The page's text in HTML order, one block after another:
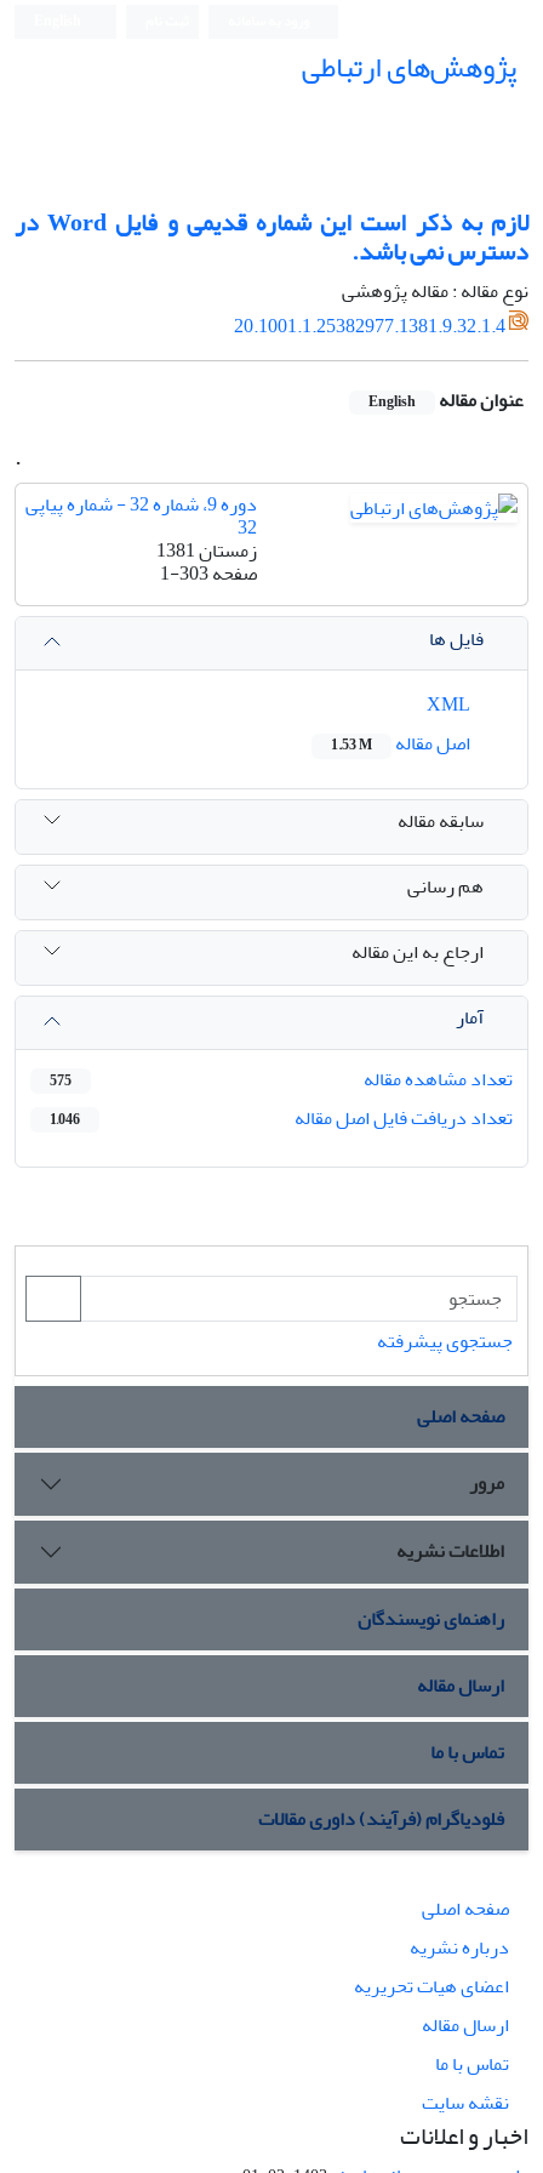
پژوهش‌های ارتباطی
لازم به ذکر است این شماره قدیمی و فایل Word در
دسترس نمی باشد.
نوع مقاله : مقاله پژوهشی
20.1001.1.25382977.1381.9.32.1.4
عنوان مقاله English
.
دوره 9، شماره 32 - شماره پیاپی
32
زمستان 1381
صفحه1-303
فایل ها
اصل مقاله
1.53 M
سابقه مقاله
هم رسانی
ارجاع به این مقاله
آمار
تعداد مشاهده مقاله
575
تعداد دریافت فایل اصل مقاله 1,046
جستجوی پیشرفته
صفحه اصلی
مرور
اطلاعات نشریه
راهنمای نویسندگان
ارسال مقاله
تماس با ما
فلودیاگرام (فرآیند) داوری مقالات
صفحه اصلی
درباره نشریه
اعضای هیات تحریریه
ارسال مقاله
تماس با ما
نقشه سایت
اخبار و اعلانات